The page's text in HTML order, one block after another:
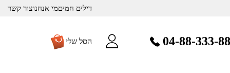
דילים חמיםמי אנחנוצור קשר
04-88-333-88 הסל שלי